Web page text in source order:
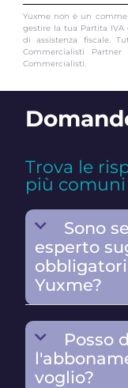
Yuxme non è un
gestire la tua Partita
di assistenza fiscale.
Commercialisti
Commercialisti.
Trova le
più
Sono
esperto
Yuxme?
Posso
voglio?